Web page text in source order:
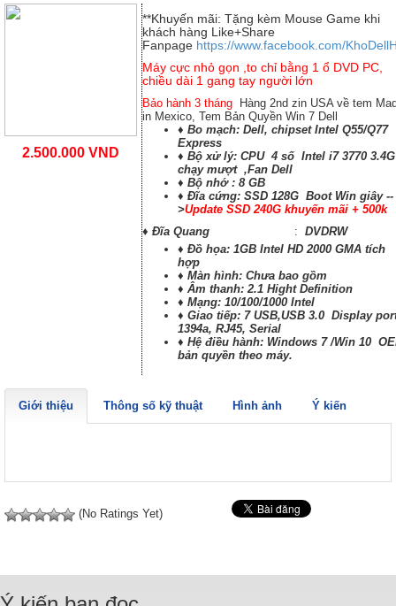
2.500.000 VND
**Khuyến mãi: Tặng kèm Mouse Game khi
khách hàng Like+Share
Fanpage https://www.facebook.com/
Máy cực nhỏ gọn ,to chỉ bằng 1 ổ DVD PC,
chiều dài 1 gang tay người lớn
Bảo hành 3 tháng
Hàng 2nd zin USA về tem
in Mexico, Tem Bản Quyền Win 7 Dell
♦ Bo mạch: Dell, chipset Intel Q55/Q77
Express
♦ Bộ xử lý: CPU 4 số Intel i7 3770 3.4G
chạy mượt ,Fan Dell
♦ Bộ nhớ : 8 GB
♦ Đĩa cứng: SSD 128G Boot Win giây --
>Update SSD 240G khuyến mãi + 500k
♦ Đĩa Quang
: DVDRW
♦ Đồ họa: 1GB Intel HD 2000 GMA tích
hợp
♦ Màn hình: Chưa bao gồm
♦ Âm thanh:2.1 Hight Definition
♦ Mạng: 10/100/1000 Intel
♦ Giao tiếp: 7USB,USB 3.0 Display
1394a, RJ45, Serial
♦ Hệ điều hành: Windows 7 /Win 10
bản quyền theo máy.
Giới thiệu Thông số kỹ thuật Hình ảnh Ý kiến
(No Ratings Yet)